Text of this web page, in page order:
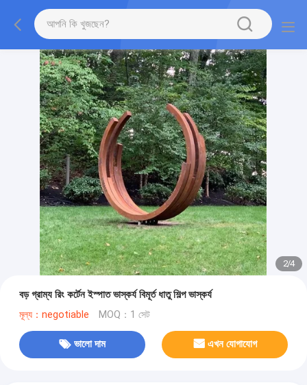
2/4
বড় গ্রাম্য রিং কর্টেন ইস্পাত ভাস্কর্য বিমূর্ত ধাতু শিল্প ভাস্কর্য
মূল্য：negotiable MOQ：1 সেট
ভালো দাম এখন যোগাযোগ